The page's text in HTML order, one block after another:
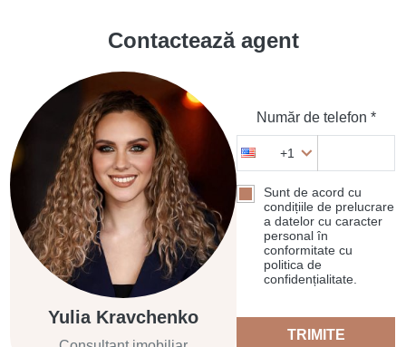
Contactează agent
Yulia Kravchenko
Număr de telefon *
+1
Sunt de acord cu
condițiile de prelucrare
a datelor cu caracter
personal în
conformitate cu
politica de
confidențialitate.
TRIMITE